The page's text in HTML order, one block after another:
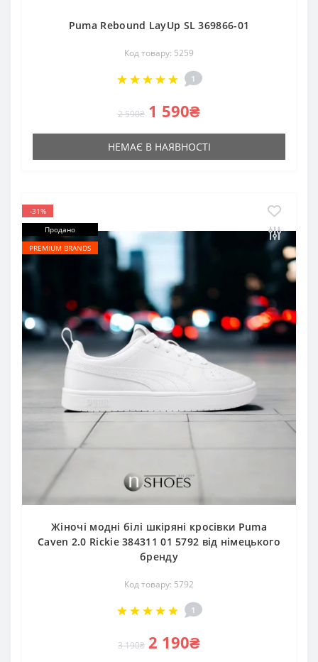
Puma Rebound LayUp SL 369866-01
Код товару: 5259
1
2 590₴ 1 590₴
НЕМАЄ В НАЯВНОСТІ
-31%
Продано
PREMIUM BRANDS
Жіночі модні білі шкіряні кросівки Puma
Caven 2.0 Rickie 384311 01 5792 від німецького
бренду
Код товару: 5792
1
3 190₴ 2 190₴